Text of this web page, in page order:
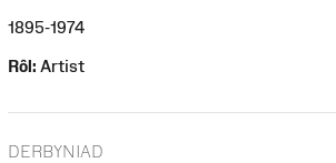
1895-1974
Rôl: Artist
DERBYNIAD